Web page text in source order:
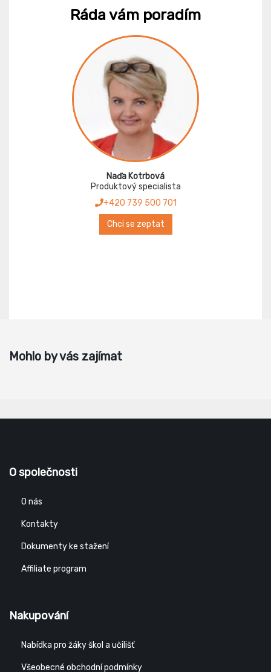
Ráda vám poradím
Naďa Kotrbová
Produktový specialista
+420 739 500 701
Chci se zeptat
Mohlo by vás zajímat
O společnosti
O nás
Kontakty
Dokumenty ke stažení
Affiliate program
Nakupování
Nabídka pro žáky škol a učilišť
Všeobecné obchodní podmínky